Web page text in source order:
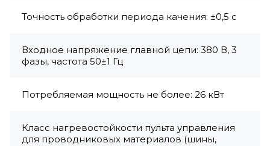
Точность обработки периода качения: ±0,5 с
Входное напряжение главной цепи: 380 В, 3
фазы, частота 50±1 Гц
Потребляемая мощность не более: 26 кВт
Класс нагревостойкости пульта управления
для проводниковых материалов (шины,